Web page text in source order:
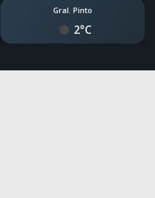
Gral. Pinto
2°C